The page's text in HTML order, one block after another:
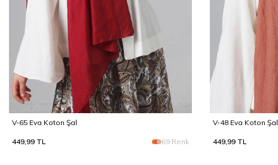
V-65 Eva Koton Şal
449,99 TL 69 Renk
V-48 Eva Koton Şal
449,99 TL